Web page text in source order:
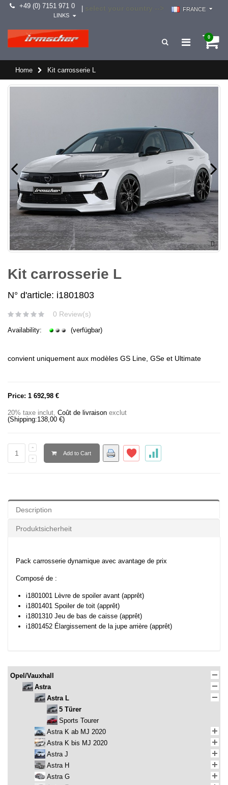
+49 (0) 7151 971 0
FRANCE
LINKS
0
Home Kit carrosserie L
Kit carrosserie L
N° d'article: i1801803
0 Review(s)
Availability: (verfügbar)
convient uniquement aux modèles GS Line, GSe et Ultimate
Price: 1 692,98 €
20% taxe inclut, Coût de livraison exclut
(Shipping:138,00 €)
Add to Cart
Description
Produktsicherheit
Pack carrosserie dynamique avec avantage de prix
Composé de :
i1801001 Lèvre de spoiler avant (apprêt)
i1801401 Spoiler de toit (apprêt)
i1801310 Jeu de bas de caisse (apprêt)
i1801452 Élargissement de la jupe arrière (apprêt)
Opel/Vauxhall
Astra
Astra L
5 Türer
Sports Tourer
Astra K ab MJ 2020
Astra K bis MJ 2020
Astra J
Astra H
Astra G